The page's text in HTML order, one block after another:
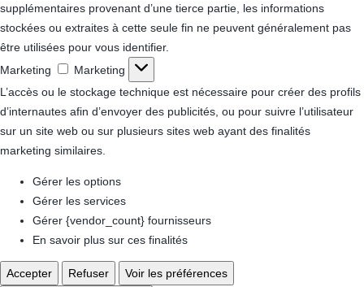
supplémentaires provenant d’une tierce partie, les informations
stockées ou extraites à cette seule fin ne peuvent généralement pas
être utilisées pour vous identifier.
Marketing
Marketing
L’accès ou le stockage technique est nécessaire pour créer des profils
d’internautes afin d’envoyer des publicités, ou pour suivre l’utilisateur
sur un site web ou sur plusieurs sites web ayant des finalités
marketing similaires.
Gérer les options
Gérer les services
Gérer {vendor_count} fournisseurs
En savoir plus sur ces finalités
Accepter Refuser Voir les préférences